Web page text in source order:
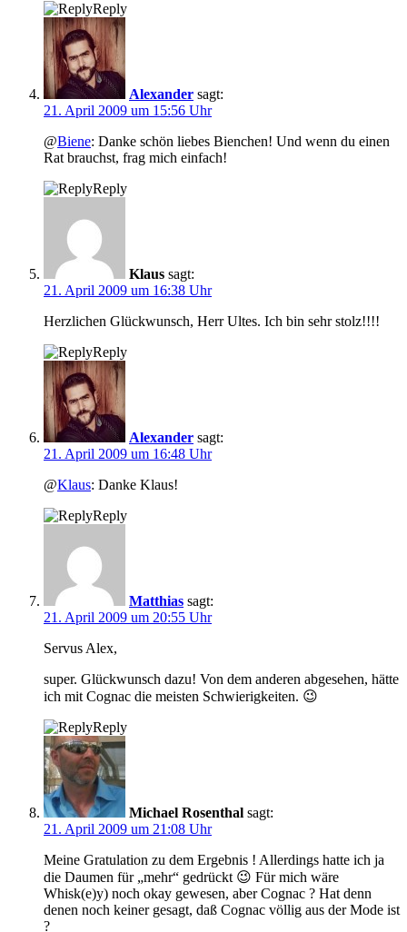
Reply
Alexander sagt:
21. April 2009 um 15:56 Uhr
@Biene: Danke schön liebes Bienchen! Und wenn du einen
Rat brauchst, frag mich einfach!
Reply
Klaus sagt:
21. April 2009 um 16:38 Uhr
Herzlichen Glückwunsch, Herr Ultes. Ich bin sehr stolz!!!!
Reply
Alexander sagt:
21. April 2009 um 16:48 Uhr
@Klaus: Danke Klaus!
Reply
Matthias sagt:
21. April 2009 um 20:55 Uhr
Servus Alex,
super. Glückwunsch dazu! Von dem anderen abgesehen, hätte
ich mit Cognac die meisten Schwierigkeiten. 😉
Reply
Michael Rosenthal sagt:
21. April 2009 um 21:08 Uhr
Meine Gratulation zu dem Ergebnis ! Allerdings hatte ich ja
die Daumen für „mehr“ gedrückt 😉 Für mich wäre
Whisk(e)y) noch okay gewesen, aber Cognac ? Hat denn
denen noch keiner gesagt, daß Cognac völlig aus der Mode ist
?